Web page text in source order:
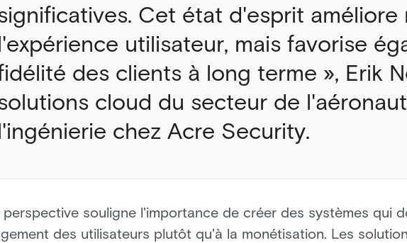
Cet état d'esprit améliore
utilisateur, mais favorise
des clients à long terme », Erik
cloud du secteur de
chez Acre Security.
souligne l'importance de créer des systèmes qui
des utilisateurs plutôt qu'à la monétisation. Les